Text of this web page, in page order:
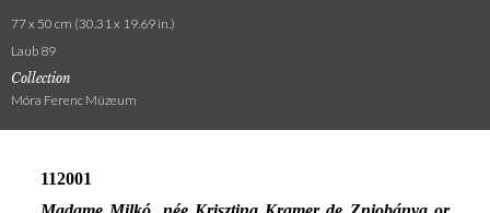
77 x 50 cm (30.31 x 19.69 in.)
Laub 89
Collection
Móra Ferenc Múzeum